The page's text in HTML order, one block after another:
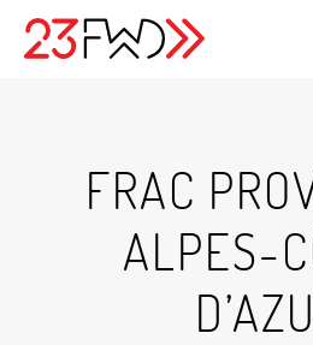
FRAC
ALPES-